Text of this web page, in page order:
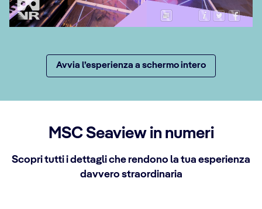
Avvia l’esperienza a schermo intero
MSC Seaview in numeri
Scopri tutti i dettagli che rendono la tua esperienza
davvero straordinaria